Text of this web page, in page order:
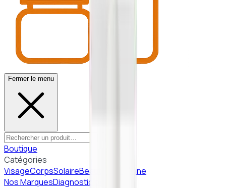
Fermer le menu
Boutique
Catégories
VisageCorpsSolaireBeauté Coréenne
Nos MarquesDiagnostic peau